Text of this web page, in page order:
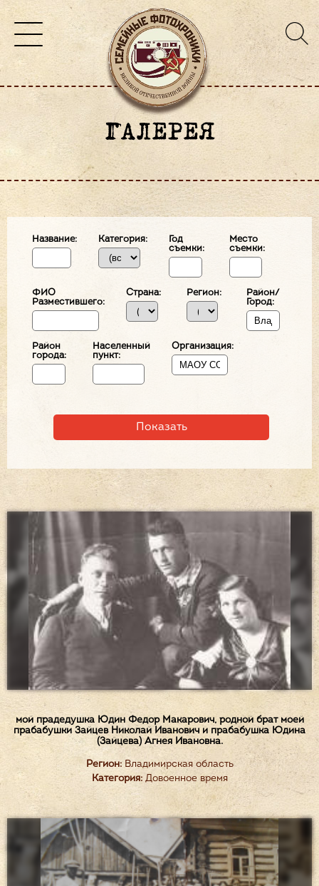
ГАЛЕРЕЯ
Название: Категория:
Год
съемки:
Место
съемки:
ФИО
Разместившего:
Страна: Регион:
Район/
Город:
Район
города:
Населенный
пункт:
Организация:
мой прадедушка Юдин Федор Макарович, родной брат моей
прабабушки Зайцев Николай Иванович и прабабушка Юдина
(Зайцева) Агнея Ивановна.
Регион:Владимирская область
Категория:Довоенное время